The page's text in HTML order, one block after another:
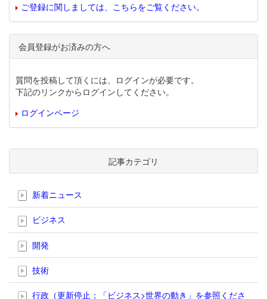
ご登録に関しましては、こちらをご覧ください。
会員登録がお済みの方へ
質問を投稿して頂くには、ログインが必要です。
下記のリンクからログインしてください。
ログインページ
記事カテゴリ
新着ニュース
ビジネス
開発
技術
行政（更新停止；「ビジネス>世界の動き」を参照くださ